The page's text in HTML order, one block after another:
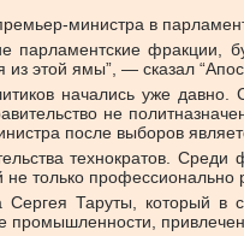
министра в
парламентские фракции,
этой ямы”, — сказал
начались уже
не
после выборов
технократов.
только
Таруты, который в